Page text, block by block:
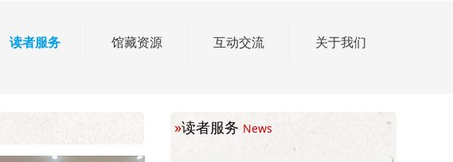
读者服务 馆藏资源 互动交流 关于我们
»读者服务 News